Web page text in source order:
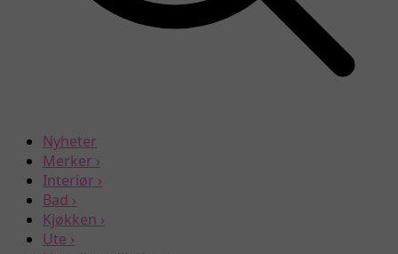
Nyheter
Merker ›
Interiør ›
Bad ›
Kjøkken ›
Ute ›